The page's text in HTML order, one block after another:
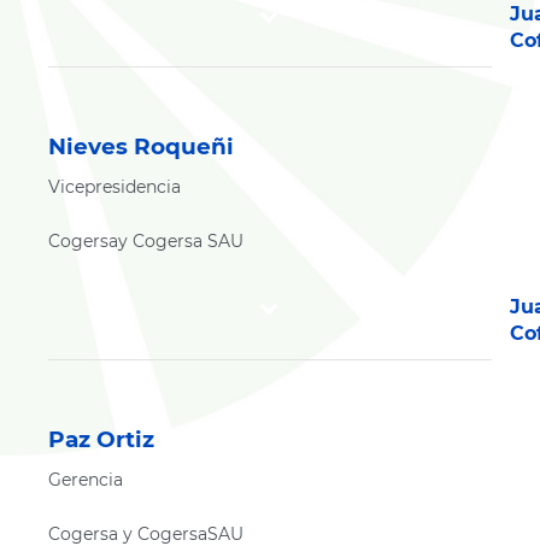
Nieves Roqueñi
Vicepresidencia
Cogersay Cogersa SAU
Paz Ortiz
Gerencia
Cogersa y CogersaSAU